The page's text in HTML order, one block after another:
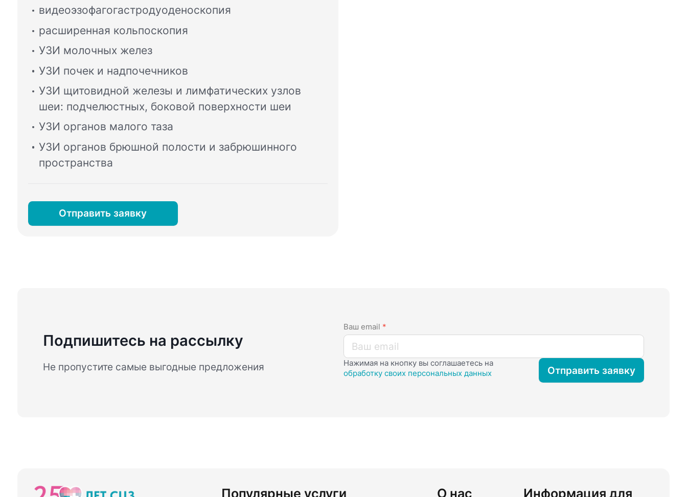
видеоэзофагогастродуоденоскопия
расширенная кольпоскопия
УЗИ молочных желез
УЗИ почек и надпочечников
УЗИ щитовидной железы и лимфатических узлов
шеи: подчелюстных, боковой поверхности шеи
УЗИ органов малого таза
УЗИ органов брюшной полости и забрюшинного
пространства
Отправить заявку
Подпишитесь на рассылку
Не пропустите самые выгодные предложения
Ваш email *
Нажимая на кнопку вы соглашаетесь на
обработку своих персональных данных
Отправить заявку
Популярные услуги О нас Информация для